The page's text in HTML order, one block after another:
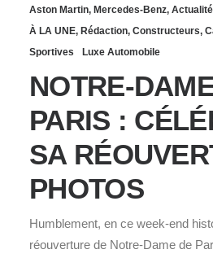
Aston Martin, Mercedes-Benz,
À LA UNE, Rédaction, Constructeurs,
Sportives
Luxe Automobile
NOTRE-
PARIS :
SA
PHOTOS
Humblement, en ce week-end
réouverture de Notre-Dame de